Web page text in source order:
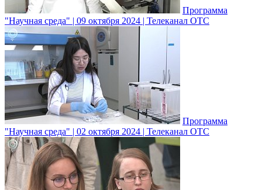
Программа
"Научная среда" | 09 октября 2024 | Телеканал ОТС
Программа
"Научная среда" | 02 октября 2024 | Телеканал ОТС